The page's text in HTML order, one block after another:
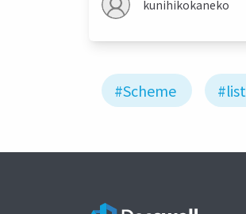
kunihikokaneko
#Scheme #list